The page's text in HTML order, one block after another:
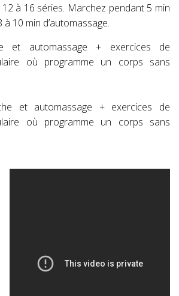
à 16 séries. Marchez pendant 5 min
10 min d’automassage.
et automassage + exercices de
où programme un corps sans
et automassage + exercices de
où programme un corps sans